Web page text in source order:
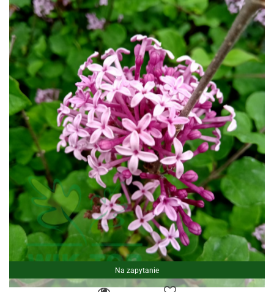
Na zapytanie